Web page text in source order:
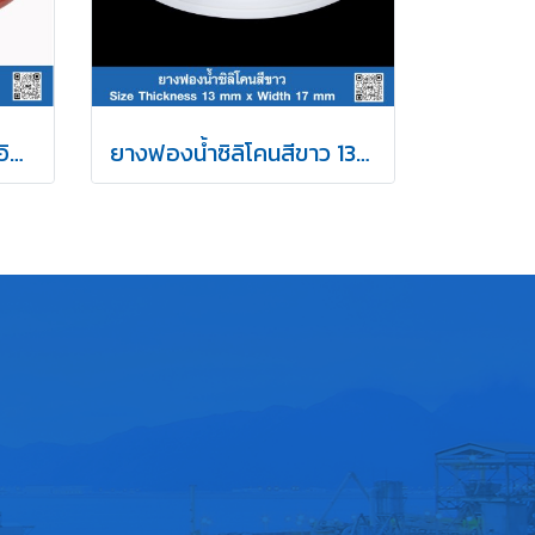
ยางฟองน้ำซิลิโคนสีแดงอิฐ 20x30mm ยางฟองน้ำซิลิโคนสีขาว 13x17mm